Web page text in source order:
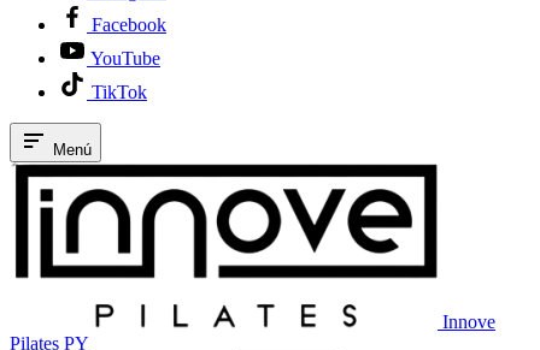
Facebook
YouTube
TikTok
Menú
Innove
Pilates PY